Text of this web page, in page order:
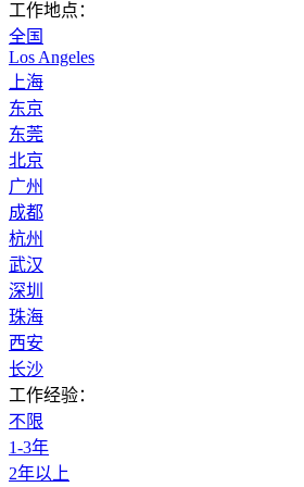
工作地点：
全国
Los Angeles
上海
东京
东莞
北京
广州
成都
杭州
武汉
深圳
珠海
西安
长沙
工作经验：
不限
1-3年
2年以上